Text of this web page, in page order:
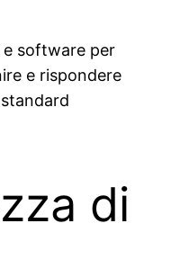
e software per
e rispondere
di